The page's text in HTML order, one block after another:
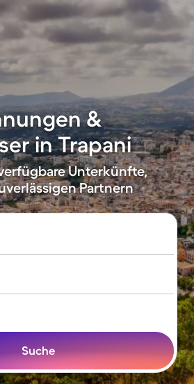
&
in Trapani
Unterkünfte,
Partnern
Suche